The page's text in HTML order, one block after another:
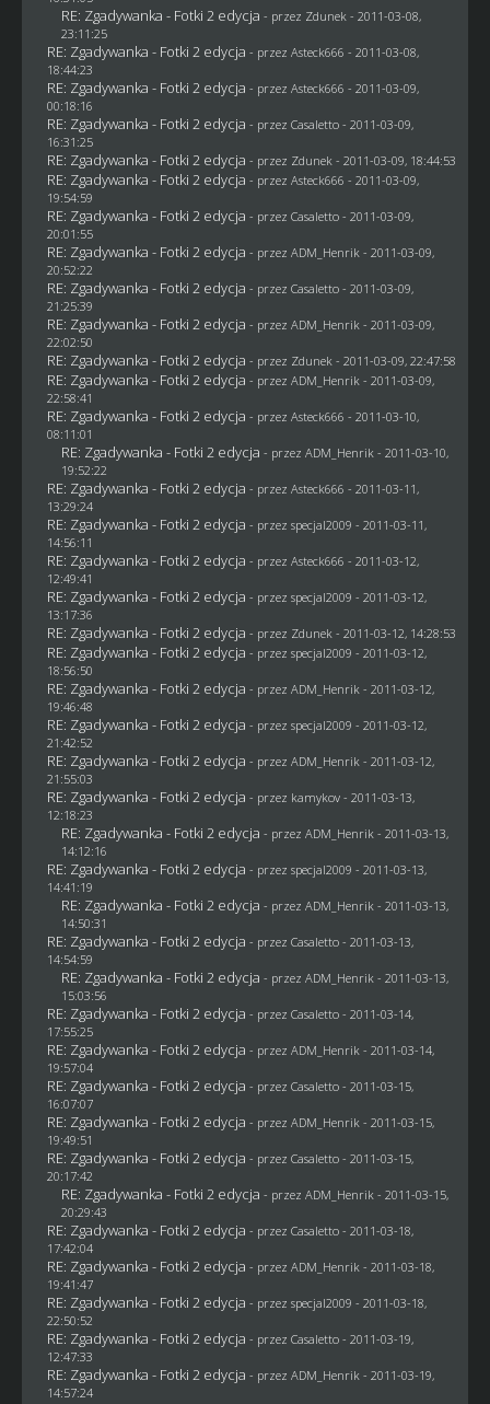
RE: Zgadywanka - Fotki 2 edycja - przez Zdunek - 2011-03-08,
23:11:25
RE: Zgadywanka - Fotki 2 edycja - przez Asteck666 - 2011-03-08,
18:44:23
RE: Zgadywanka - Fotki 2 edycja - przez Asteck666 - 2011-03-09,
00:18:16
RE: Zgadywanka - Fotki 2 edycja - przez Casaletto- 2011-03-09,
16:31:25
RE: Zgadywanka - Fotki 2 edycja - przez Zdunek - 2011-03-09, 18:44:53
RE: Zgadywanka - Fotki 2 edycja - przez Asteck666 - 2011-03-09,
19:54:59
RE: Zgadywanka - Fotki 2 edycja - przez Casaletto- 2011-03-09,
20:01:55
RE: Zgadywanka - Fotki 2 edycja - przez ADM_Henrik - 2011-03-09,
20:52:22
RE: Zgadywanka - Fotki 2 edycja - przez Casaletto- 2011-03-09,
21:25:39
RE: Zgadywanka - Fotki 2 edycja - przez ADM_Henrik - 2011-03-09,
22:02:50
RE: Zgadywanka - Fotki 2 edycja - przez Zdunek - 2011-03-09, 22:47:58
RE: Zgadywanka - Fotki 2 edycja - przez ADM_Henrik - 2011-03-09,
22:58:41
RE: Zgadywanka - Fotki 2 edycja - przez Asteck666 - 2011-03-10,
08:11:01
RE: Zgadywanka - Fotki 2 edycja - przez ADM_Henrik - 2011-03-10,
19:52:22
RE: Zgadywanka - Fotki 2 edycja - przez Asteck666 - 2011-03-11,
13:29:24
RE: Zgadywanka - Fotki 2 edycja - przez specjal2009 - 2011-03-11,
14:56:11
RE: Zgadywanka - Fotki 2 edycja - przez Asteck666 - 2011-03-12,
12:49:41
RE: Zgadywanka - Fotki 2 edycja - przez specjal2009 - 2011-03-12,
13:17:36
RE: Zgadywanka - Fotki 2 edycja - przez Zdunek - 2011-03-12, 14:28:53
RE: Zgadywanka - Fotki 2 edycja - przez specjal2009 - 2011-03-12,
18:56:50
RE: Zgadywanka - Fotki 2 edycja - przez ADM_Henrik - 2011-03-12,
19:46:48
RE: Zgadywanka - Fotki 2 edycja - przez specjal2009 - 2011-03-12,
21:42:52
RE: Zgadywanka - Fotki 2 edycja - przez ADM_Henrik - 2011-03-12,
21:55:03
RE: Zgadywanka - Fotki 2 edycja - przez kamykov- 2011-03-13,
12:18:23
RE: Zgadywanka - Fotki 2 edycja - przez ADM_Henrik - 2011-03-13,
14:12:16
RE: Zgadywanka - Fotki 2 edycja - przez specjal2009 - 2011-03-13,
14:41:19
RE: Zgadywanka - Fotki 2 edycja - przez ADM_Henrik - 2011-03-13,
14:50:31
RE: Zgadywanka - Fotki 2 edycja - przez Casaletto- 2011-03-13,
14:54:59
RE: Zgadywanka - Fotki 2 edycja - przez ADM_Henrik - 2011-03-13,
15:03:56
RE: Zgadywanka - Fotki 2 edycja - przez Casaletto- 2011-03-14,
17:55:25
RE: Zgadywanka - Fotki 2 edycja - przez ADM_Henrik - 2011-03-14,
19:57:04
RE: Zgadywanka - Fotki 2 edycja - przez Casaletto- 2011-03-15,
16:07:07
RE: Zgadywanka - Fotki 2 edycja - przez ADM_Henrik - 2011-03-15,
19:49:51
RE: Zgadywanka - Fotki 2 edycja - przez Casaletto- 2011-03-15,
20:17:42
RE: Zgadywanka - Fotki 2 edycja - przez ADM_Henrik - 2011-03-15,
20:29:43
RE: Zgadywanka - Fotki 2 edycja - przez Casaletto- 2011-03-18,
17:42:04
RE: Zgadywanka - Fotki 2 edycja - przez ADM_Henrik - 2011-03-18,
19:41:47
RE: Zgadywanka - Fotki 2 edycja - przez specjal2009 - 2011-03-18,
22:50:52
RE: Zgadywanka - Fotki 2 edycja - przez Casaletto- 2011-03-19,
12:47:33
RE: Zgadywanka - Fotki 2 edycja - przez ADM_Henrik - 2011-03-19,
14:57:24